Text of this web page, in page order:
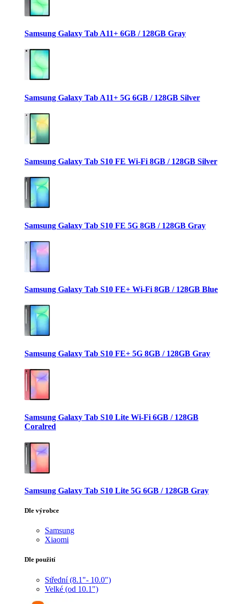
Samsung Galaxy Tab A11+ 6GB / 128GB Gray
Samsung Galaxy Tab A11+ 5G 6GB / 128GB Silver
Samsung Galaxy Tab S10 FE Wi-Fi 8GB / 128GB Silver
Samsung Galaxy Tab S10 FE 5G 8GB / 128GB Gray
Samsung Galaxy Tab S10 FE+ Wi-Fi 8GB / 128GB Blue
Samsung Galaxy Tab S10 FE+ 5G 8GB / 128GB Gray
Samsung Galaxy Tab S10 Lite Wi-Fi 6GB / 128GB
Coralred
Samsung Galaxy Tab S10 Lite 5G 6GB / 128GB Gray
Dle výrobce
Samsung
Xiaomi
Dle použití
Střední (8.1"- 10.0")
Velké (od 10.1")